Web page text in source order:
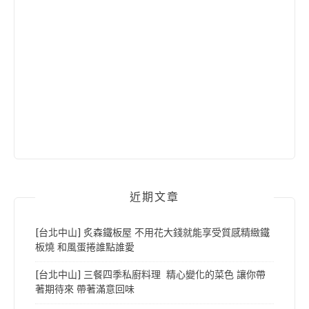
近期文章
[台北中山] 炙森鐵板屋 不用花大錢就能享受質感精緻鐵
板燒 和風蛋捲誰點誰愛
[台北中山] 三餐四季私廚料理 精心變化的菜色 讓你帶
著期待來 帶著滿意回味